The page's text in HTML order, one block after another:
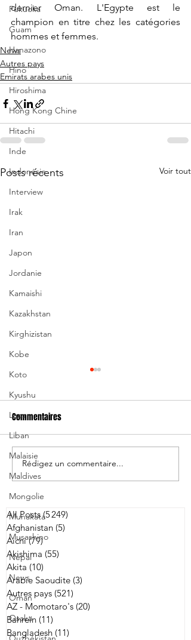
Fukuoka
Guam
Hanazono
Hino
Hiroshima
Hong Kong Chine
Hitachi
Inde
Indonésie
Interview
Irak
Iran
Japon
Jordanie
Kamaishi
Kazakhstan
Kirghizistan
Kobe
Koto
Kyushu
Laos
Liban
Malaisie
Maldives
Mongolie
Munakata
Musashino
Népal
News
Oman
Osaka
dernier Oman. L'Egypte est le
champion en titre chez les catégories
hommes et femmes.
News
Autres pays
Emirats arabes unis
Posts récents Voir tout
Les Brave Blossoms
s'inclinent de peu face à
l'Australie
Commentaires
Rédigez un commentaire...
All Posts (5 249)
Afghanistan (5)
Aichi (79)79 posts
Akishima (55)
Akita (10)
Arabie Saoudite (3)
Autres pays (521)
AZ - Momotaro's (20)
Bahreïn (11)
Bangladesh (11)